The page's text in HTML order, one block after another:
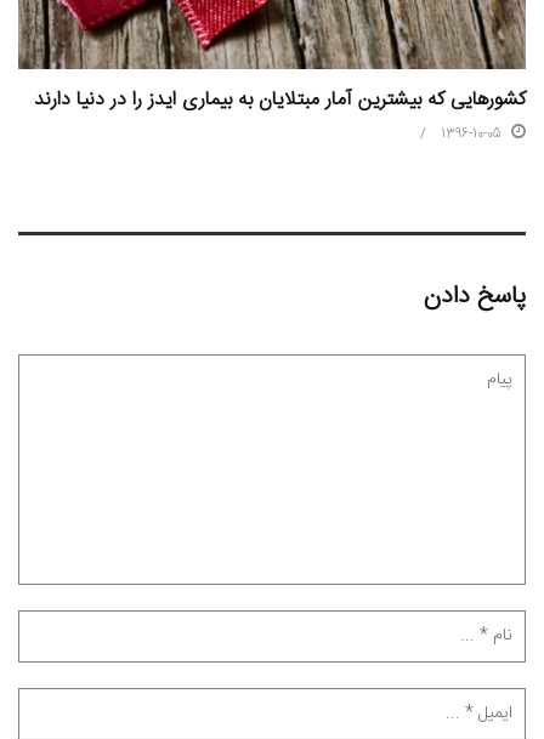
کشورهایی که بیشترین آمار مبتلایان به بیماری ایدز را در دنیا دارند
1396-10-05
پاسخ دادن